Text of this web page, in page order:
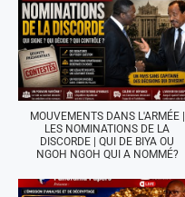
MOUVEMENTS DANS L'ARMÉE |
LES NOMINATIONS DE LA
DISCORDE | QUI DE BIYA OU
NGOH NGOH QUI A NOMMÉ?